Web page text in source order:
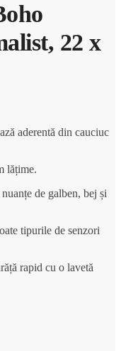
22 x
aderentă din cauciuc
lățime.
de galben, bej și
tipurile de senzori
rapid cu o lavetă